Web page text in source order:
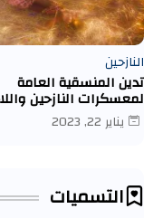
النازحين
تدين المنسقية العامة
لمعسكرات النازحين
قتل النازحة/ نوال إسماعيل
يعقوب يوسف عبد الله
يناير 22, 2023
التسميات